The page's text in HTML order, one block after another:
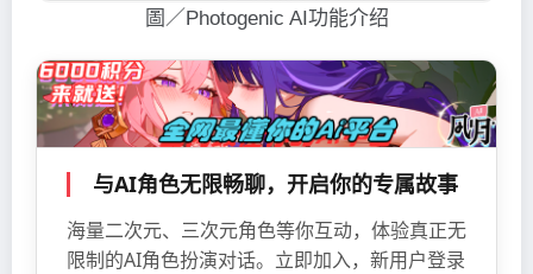
圖／Photogenic AI功能介绍
与AI角色无限畅聊，开启你的专属故事
海量二次元、三次元角色等你互动，体验真正无
限制的AI角色扮演对话。立即加入，新用户登录